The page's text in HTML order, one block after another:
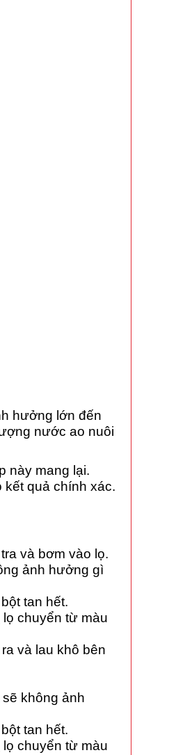
hưởng lớn đến
nước ao nuôi
này mang lại.
kết quả chính xác.
và bơm vào lọ.
ảnh hưởng gì
tan hết.
chuyển từ màu
và lau khô bên
không ảnh
tan hết.
chuyển từ màu